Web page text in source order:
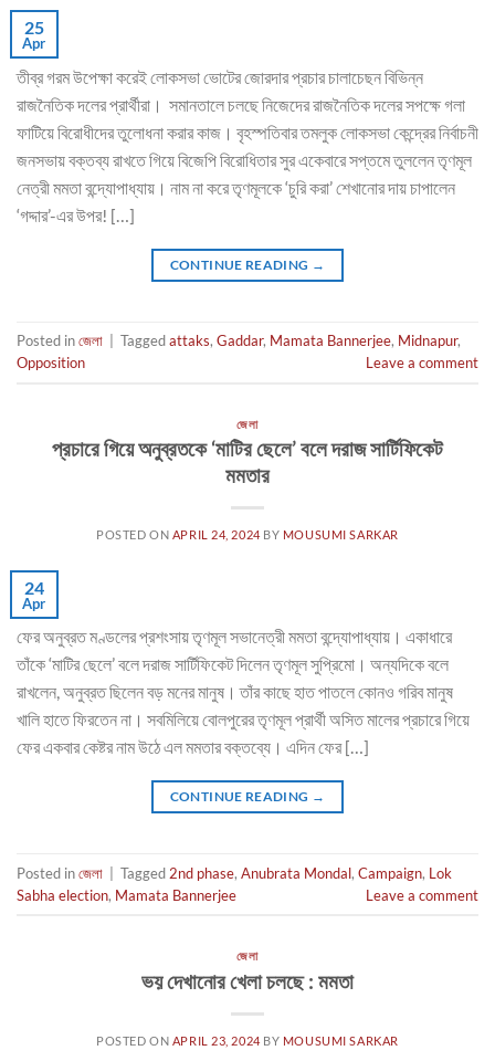
25
Apr
তীব্র গরম উপেক্ষা করেই লোকসভা ভোটের জোরদার প্রচার চালাচেছন বিভিন্ন
রাজনৈতিক দলের প্রার্থীরা। সমানতালে চলছে নিজেদের রাজনৈতিক দলের সপক্ষে গলা
ফাটিয়ে বিরোধীদের তুলোধনা করার কাজ। বৃহস্পতিবার তমলুক লোকসভা কেন্দ্রের নির্বাচনী
জনসভায় বক্তব্য রাখতে গিয়ে বিজেপি বিরোধিতার সুর একেবারে সপ্তমে তুললেন তৃণমূল
নেত্রী মমতা বন্দ্যোপাধ্যায়। নাম না করে তৃণমূলকে ‘চুরি করা’ শেখানোর দায় চাপালেন
‘গদ্দার’-এর উপর! […]
CONTINUE READING →
Posted inজেলা Taggedattaks, Gaddar, Mamata Bannerjee, Midnapur,
Opposition
Leave a comment
জেলা
প্রচারে গিয়ে অনুব্রতকে ‘মাটির ছেলে’ বলে দরাজ সার্টিফিকেট
মমতার
POSTED ON APRIL 24, 2024 BY MOUSUMI SARKAR
24
Apr
ফের অনুব্রত মণ্ডলের প্রশংসায় তৃণমূল সভানেত্রী মমতা বন্দ্যোপাধ্যায়। একাধারে
তাঁকে ‘মাটির ছেলে’ বলে দরাজ সার্টিফিকেট দিলেন তৃণমূল সুপ্রিমো। অন্যদিকে বলে
রাখলেন, অনুব্রত ছিলেন বড় মনের মানুষ। তাঁর কাছে হাত পাতলে কোনও গরিব মানুষ
খালি হাতে ফিরতেন না। সবমিলিয়ে বোলপুরের তৃণমূল প্রার্থী অসিত মালের প্রচারে গিয়ে
ফের একবার কেষ্টর নাম উঠে এল মমতার বক্তব্যে। এদিন ফের […]
CONTINUE READING →
Posted inজেলা Tagged 2nd phase, Anubrata Mondal, Campaign, Lok
Sabha election, Mamata Bannerjee Leave a comment
জেলা
ভয় দেখানোর খেলা চলছে : মমতা
POSTED ON APRIL 23, 2024 BY MOUSUMI SARKAR